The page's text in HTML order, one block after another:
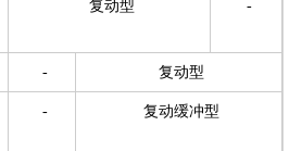
复动型 -
- 复动型
- 复动缓冲型